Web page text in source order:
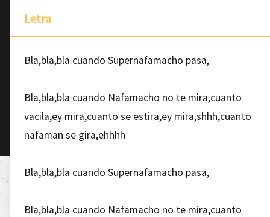
Letra
Bla,bla,bla cuando Supernafamacho pasa,
Bla,bla,bla cuando Nafamacho no te mira,cuanto
vacila,ey mira,cuanto se estira,ey mira,shhh,cuanto
nafaman se gira,ehhhh
Bla,bla,bla cuando Supernafamacho pasa,
Bla,bla,bla cuando Nafamacho no te mira,cuanto